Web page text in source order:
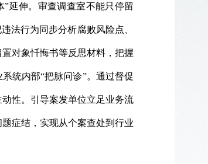
延伸。审查调查室不能只停留
法行为同步分析腐败风险点、
对象忏悔书等反思材料，把握
统内部“把脉问诊”。通过督促
性。引导案发单位立足业务流
症结，实现从个案查处到行业